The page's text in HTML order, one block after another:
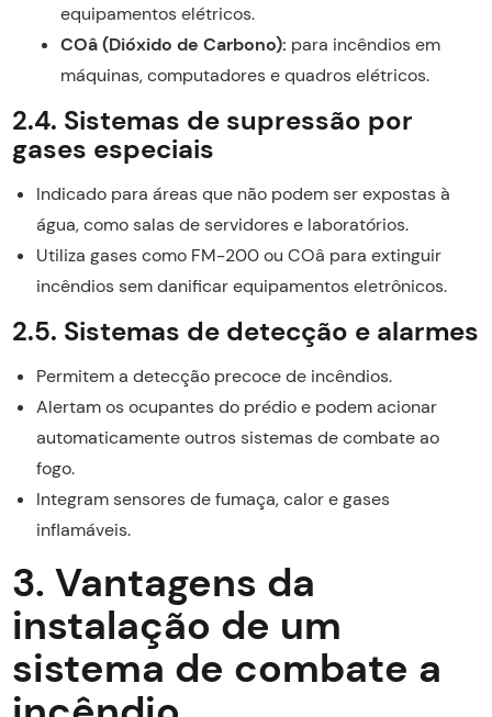
equipamentos elétricos.
COâ (Dióxido de Carbono): para incêndios em
máquinas, computadores e quadros elétricos.
2.4. Sistemas de supressão por
gases especiais
Indicado para áreas que não podem ser expostas à
água, como salas de servidores e laboratórios.
Utiliza gases como FM-200 ou COâ para extinguir
incêndios sem danificar equipamentos eletrônicos.
2.5. Sistemas de detecção e alarmes
Permitem a detecção precoce de incêndios.
Alertam os ocupantes do prédio e podem acionar
automaticamente outros sistemas de combate ao
fogo.
Integram sensores de fumaça, calor e gases
inflamáveis.
3. Vantagens da
instalação de um
sistema de combate a